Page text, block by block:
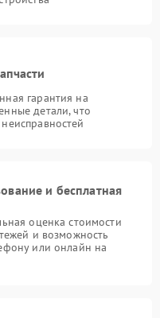
гарантия на
детали, что
и бесплатная
оценка стоимости
и возможность
или онлайн на